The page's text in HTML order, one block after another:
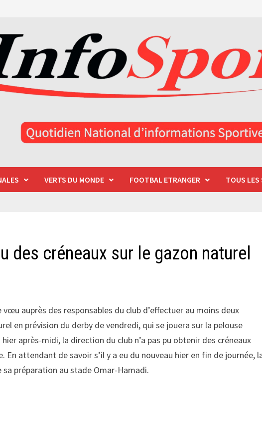
VERTS DU MONDE FOOTBAL ETRANGER TOUS LES
des créneaux sur le gazon naturel
vœu auprès des responsables du club d’effectuer au moins deux
en prévision du derby de vendredi, qui se jouera sur la pelouse
après-midi, la direction du club n’a pas pu obtenir des créneaux
En attendant de savoir s’il y a eu du nouveau hier en fin de journée,
préparation au stade Omar-Hamadi.